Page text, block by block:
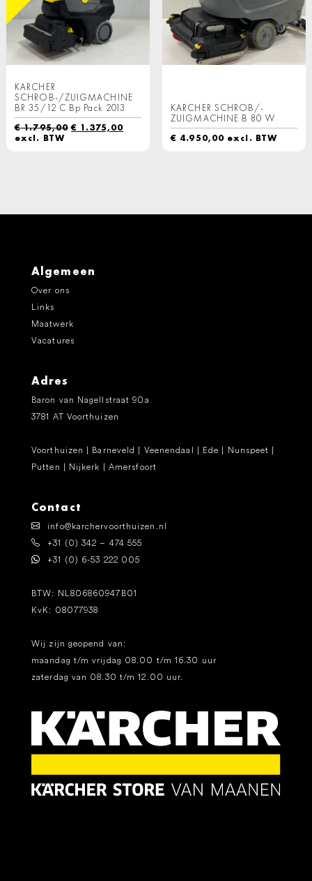
KARCHER
SCHROB-/ZUIGMACHINE
BR 35/12 C Bp Pack 2013
€1.795,00Oorspronkelijke
€ 1.375,00Huidige
excl. BTW
KARCHER SCHROB/-
ZUIGMACHINE B 80 W
€ 4.950,00 excl. BTW
Algemeen
Over ons
Links
Maatwerk
Vacatures
Adres
Baron van Nagellstraat 90a
3781 AT Voorthuizen
Voorthuizen | Barneveld | Veenendaal | Ede | Nunspeet |
Putten | Nijkerk | Amersfoort
Contact
info@karchervoorthuizen.nl
+31 (0) 342 – 474 555
+31 (0) 6-53 222 005
BTW: NL806860947B01
KvK: 08077938
Wij zijn geopend van:
maandag t/m vrijdag 08.00 t/m 16.30 uur
zaterdag van 08.30 t/m 12.00 uur.